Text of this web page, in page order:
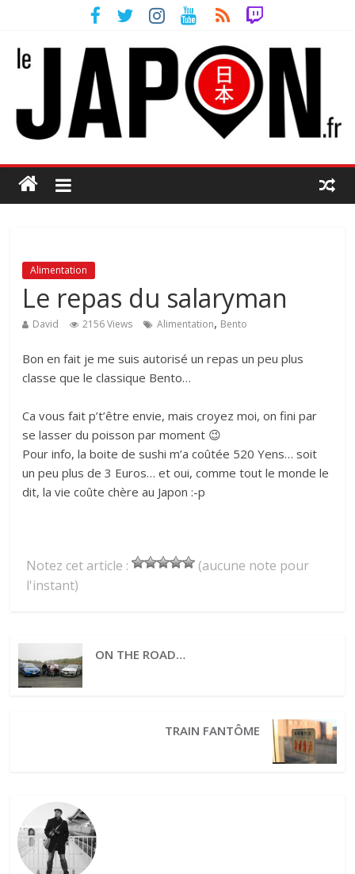
Alimentation
Le repas du salaryman
David 2156 Views Alimentation, Bento
Bon en fait je me suis autorisé un repas un peu plus
classe que le classique Bento…
Ca vous fait p’t’être envie, mais croyez moi, on fini par
se lasser du poisson par moment 😉
Pour info, la boite de sushi m’a coûtée 520 Yens… soit
un peu plus de 3 Euros… et oui, comme tout le monde le
dit, la vie coûte chère au Japon :-p
Notez cet article :
(aucune note pour
l'instant)
ON THE ROAD…
TRAIN FANTÔME